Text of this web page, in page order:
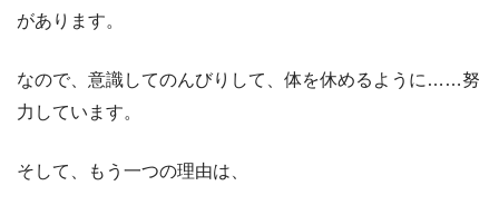
があります。
なので、意識してのんびりして、体を休めるように……努
力しています。
そして、もう一つの理由は、